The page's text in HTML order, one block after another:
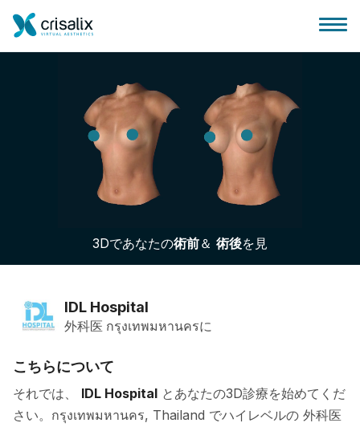
外科医ホーム
3Dビジネスプラットフォーム
サブスクリプションプラン
患者様のレビュー
3Dであなたの術前＆ 術後を見
IDL Hospital
外科医 กรุงเทพมหานครに
こちらについて
それでは、 IDL Hospital とあなたの3D診療を始めてくだ
さい。กรุงเทพมหานคร, Thailand でハイレベルの 外科医